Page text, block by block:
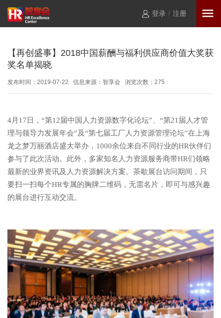
登录 / 注册
【再创盛事】2018中国薪酬与福利供应商价值大奖获
奖名单揭晓
发布时间：2019-07-22 信息来源：智享会 浏览次数： 275
4月17日，“第12届中国人力资源数字化论坛”、“第21届人才管
理与领导力发展年会”及“第七届工厂人力资源管理论坛”在上海
龙之梦万丽酒店盛大举办，1000余位来自不同行业的HR伙伴们
参与了此次活动。此外，多家知名人力资源服务商带HR们领略
最新的业界资讯及人力资源解决方案。茶歇展台访问期间，只
要扫一扫每个HR专属的胸牌二维码，无需名片，即可与感兴趣
的展台进行互动交流。